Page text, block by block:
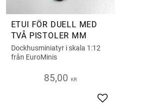
favorites
ETUI FÖR DUELL MED
TVÅ PISTOLER MM
Dockhusminiatyr i skala 1:12
från EuroMinis
85,00 KR
Add to